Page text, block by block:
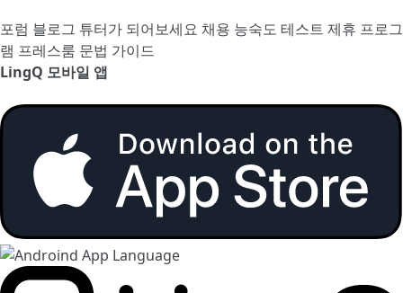
포럼 블로그 튜터가 되어보세요 채용 능숙도 테스트 제휴 프로그
램 프레스룸 문법 가이드
LingQ 모바일 앱